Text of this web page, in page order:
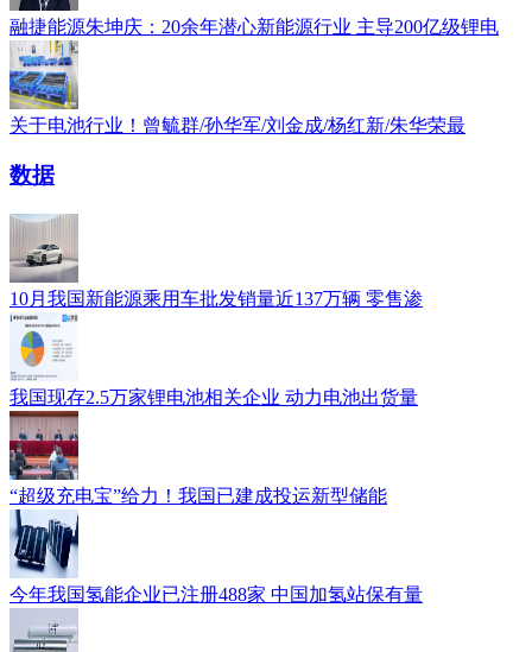
融捷能源朱坤庆：20余年潜心新能源行业 主导200亿级锂电
关于电池行业！曾毓群/孙华军/刘金成/杨红新/朱华荣最
数据
10月我国新能源乘用车批发销量近137万辆 零售渗
我国现存2.5万家锂电池相关企业 动力电池出货量
“超级充电宝”给力！我国已建成投运新型储能
今年我国氢能企业已注册488家 中国加氢站保有量